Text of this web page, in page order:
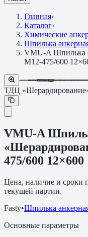
Главная›
Каталог›
Химические
Шпилька
VMU-A Шпилька
M12-475/600
ТДЦ
VMU-A
475/600 12×600
Цена, наличие и сроки
текущей партии.
Fasty•Шпилька
Основные параметры